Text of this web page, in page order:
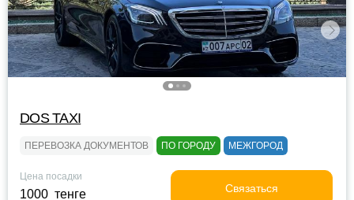
DOS TAXI
ПЕРЕВОЗКА ДОКУМЕНТОВ ПО ГОРОДУ МЕЖГОРОД
Цена посадки
1000 тенге Связаться